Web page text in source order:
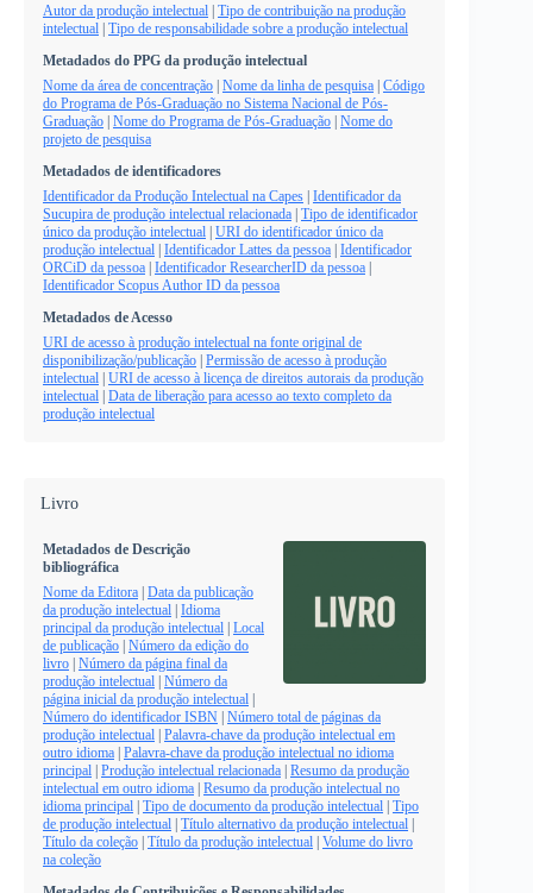
Autor da produção intelectual | Tipo de contribuição na produção
intelectual | Tipo de responsabilidade sobre a produção intelectual
Metadados do PPG da produção intelectual
Nome da área de concentração | Nome da linha de pesquisa | Código
do Programa de Pós-Graduação no Sistema Nacional de Pós-
Graduação | Nome do Programa de Pós-Graduação | Nome do
projeto de pesquisa
Metadados de identificadores
Identificador da Produção Intelectual na Capes | Identificador da
Sucupira de produção intelectual relacionada | Tipo de identificador
único da produção intelectual | URI do identificador único da
produção intelectual | Identificador Lattes da pessoa | Identificador
ORCiD da pessoa | Identificador ResearcherID da pessoa |
Identificador Scopus Author ID da pessoa
Metadados de Acesso
URI de acesso à produção intelectual na fonte original de
disponibilização/publicação | Permissão de acesso à produção
intelectual | URI de acesso à licença de direitos autorais da produção
intelectual | Data de liberação para acesso ao texto completo da
produção intelectual
Livro
Metadados de Descrição
bibliográfica
Nome da Editora | Data da publicação
da produção intelectual | Idioma
principal da produção intelectual | Local
de publicação | Número da edição do
livro | Número da página final da
produção intelectual | Número da
página inicial da produção intelectual |
Número do identificador ISBN | Número total de páginas da
produção intelectual | Palavra-chave da produção intelectual em
outro idioma | Palavra-chave da produção intelectual no idioma
principal | Produção intelectual relacionada | Resumo da produção
intelectual em outro idioma | Resumo da produção intelectual no
idioma principal | Tipo de documento da produção intelectual | Tipo
de produção intelectual | Título alternativo da produção intelectual |
Título da coleção | Título da produção intelectual | Volume do livro
na coleção